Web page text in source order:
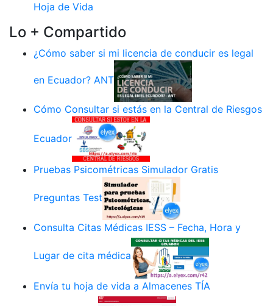
Hoja de Vida
Lo + Compartido
¿Cómo saber si mi licencia de conducir es legal
en Ecuador? ANT
Cómo Consultar si estás en la Central de Riesgos
Ecuador
Pruebas Psicométricas Simulador Gratis
Preguntas Test
Consulta Citas Médicas IESS – Fecha, Hora y
Lugar de cita médica
Envía tu hoja de vida a Almacenes TÍA